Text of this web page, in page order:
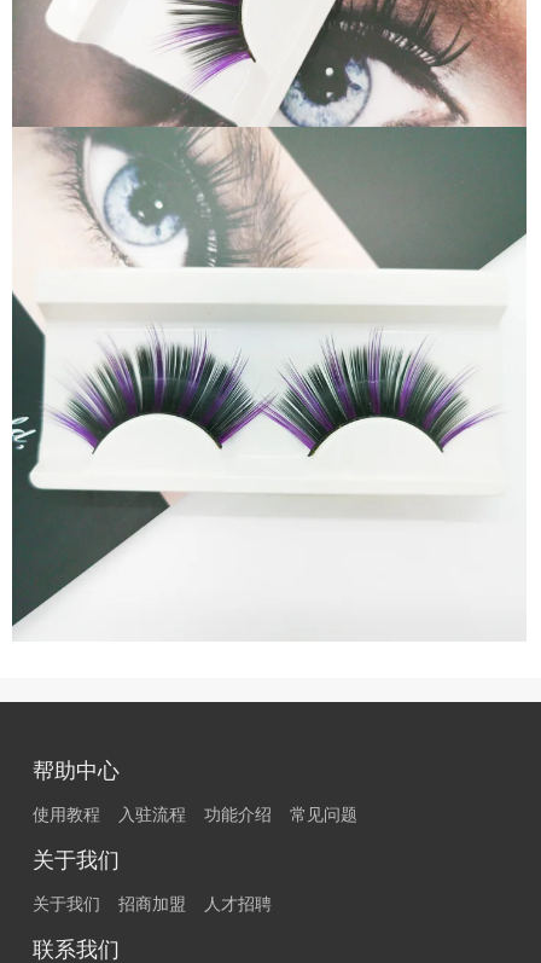
帮助中心
使用教程 入驻流程 功能介绍 常见问题
关于我们
关于我们 招商加盟 人才招聘
联系我们